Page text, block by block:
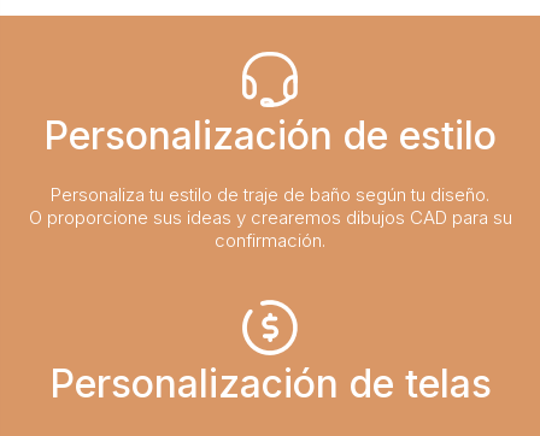
Personalización de estilo
Personaliza tu estilo de traje de baño según tu diseño.
O proporcione sus ideas y crearemos dibujos CAD para su
confirmación.
Personalización de telas